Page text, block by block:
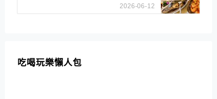
2026-06-12
吃喝玩樂懶人包